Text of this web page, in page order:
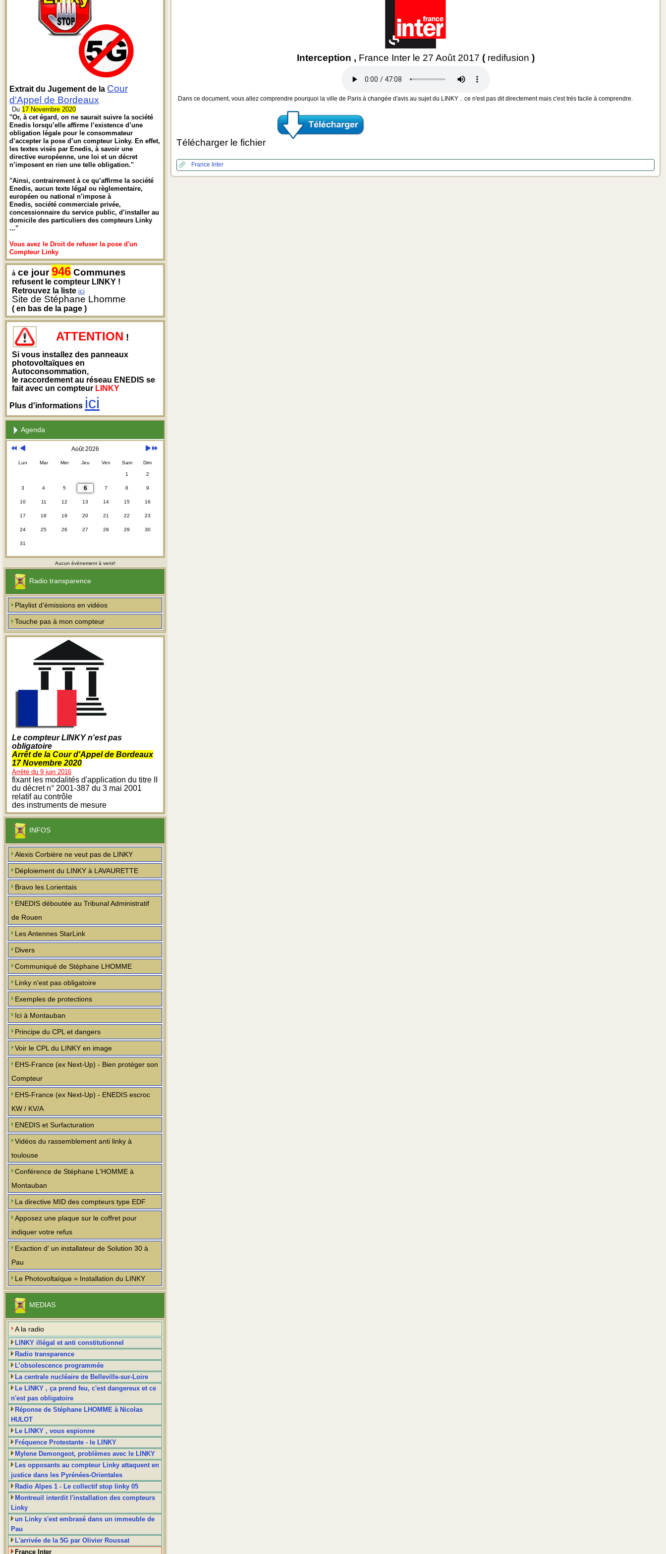
Extrait du Jugement de la Cour
d'Appel de Bordeaux
Du 17 Novembre 2020
"Or, à cet égard, on ne saurait suivre la société
Enedis lorsqu’elle affirme l’existence d’une
obligation légale pour le consommateur
d’accepter la pose d’un compteur Linky. En effet,
les textes visés par Enedis, à savoir une
directive européenne, une loi et un décret
n’imposent en rien une telle obligation."
"Ainsi, contrairement à ce qu’affirme la société
Enedis, aucun texte légal ou règlementaire,
européen ou national n’impose à
Enedis, société commerciale privée,
concessionnaire du service public, d’installer au
domicile des particuliers des compteurs Linky
..."
Vous avez le Droit de refuser la pose d'un
Compteur Linky
à ce jour946 Communes
refusent le compteur LINKY !
Retrouvez la liste ici
Site de Stéphane Lhomme
( en bas de la page )
ATTENTION !
Si vous installez des panneaux
photovoltaïques en
Autoconsommation,
le raccordement au réseau ENEDIS se
fait avec un compteur LINKY
Plus d'informations ici
Agenda
Août 2026
Lun Mar Mer Jeu Ven Sam Dim
1 2
3 4 5 6 7 8 9
10 11 12 13 14 15 16
17 18 19 20 21 22 23
24 25 26 27 28 29 30
31
Aucun évènement à venir!
Radio transparence
Playlist d'émissions en vidéos
Touche pas à mon compteur
Le compteur LINKY n'est pas
obligatoire
Arrêt de la Cour d'Appel de Bordeaux
17 Novembre 2020
Arrêté du 9 juin 2016
fixant les modalités d'application du titre II
du décret n° 2001-387 du 3 mai 2001
relatif au contrôle
des instruments de mesure
INFOS
Alexis Corbière ne veut pas de LINKY
Déploiement du LINKY à LAVAURETTE
Bravo les Lorientais
ENEDIS déboutée au Tribunal Administratif
de Rouen
Les Antennes StarLink
Divers
Communiqué de Stéphane LHOMME
Linky n'est pas obligatoire
Exemples de protections
Ici à Montauban
Principe du CPL et dangers
Voir le CPL du LINKY en image
EHS-France (ex Next-Up) - Bien protéger son
Compteur
EHS-France (ex Next-Up) - ENEDIS escroc
KW / KV/A
ENEDIS et Surfacturation
Vidéos du rassemblement anti linky à
toulouse
Conférence de Stéphane L'HOMME à
Montauban
La directive MID des compteurs type EDF
Apposez une plaque sur le coffret pour
indiquer votre refus
Exaction d' un installateur de Solution 30 à
Pau
Le Photovoltaïque = Installation du LINKY
MEDIAS
A la radio
LINKY illégal et anti constitutionnel
Radio transparence
L’obsolescence programmée
La centrale nucléaire de Belleville-sur-Loire
Le LINKY , ça prend feu, c'est dangereux et ce
n'est pas obligatoire
Réponse de Stéphane LHOMME à Nicolas
HULOT
Le LINKY , vous espionne
Fréquence Protestante - le LINKY
Mylene Demongeot, problèmes avec le LINKY
Les opposants au compteur Linky attaquent en
justice dans les Pyrénées-Orientales
Radio Alpes 1 - Le collectif stop linky 05
Montreuil interdit l'installation des compteurs
Linky
un Linky s'est embrasé dans un immeuble de
Pau
L'arrivée de la 5G par Olivier Roussat
France Inter
Interception , France Inter le 27 Août 2017 ( redifusion )
Dans ce document, vous allez comprendre pourquoi la ville de Paris à changée d'avis au sujet du LINKY .. ce n'est pas dit directement mais c'est très facile à comprendre.
Télécharger le fichier
France Inter